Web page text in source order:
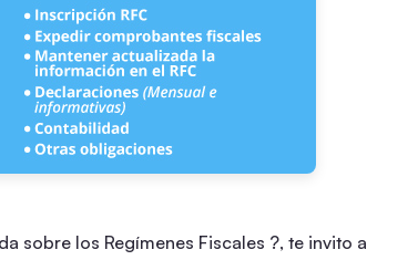
sobre los Regímenes Fiscales ?, te invito a